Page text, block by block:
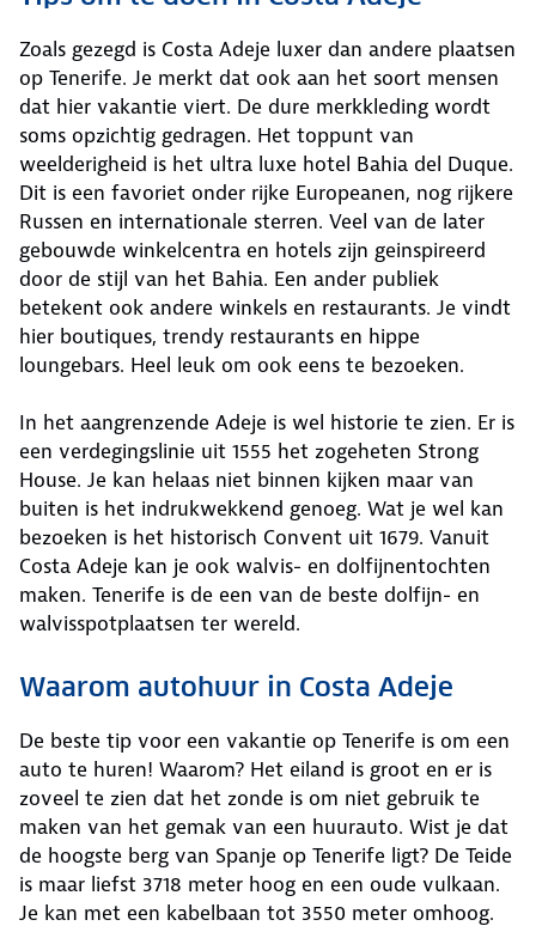
Zoals gezegd is Costa Adeje luxer dan andere plaatsen
op Tenerife. Je merkt dat ook aan het soort mensen
dat hier vakantie viert. De dure merkkleding wordt
soms opzichtig gedragen. Het toppunt van
weelderigheid is het ultra luxe hotel Bahia del Duque.
Dit is een favoriet onder rijke Europeanen, nog rijkere
Russen en internationale sterren. Veel van de later
gebouwde winkelcentra en hotels zijn geinspireerd
door de stijl van het Bahia. Een ander publiek
betekent ook andere winkels en restaurants. Je vindt
hier boutiques, trendy restaurants en hippe
loungebars. Heel leuk om ook eens te bezoeken.
In het aangrenzende Adeje is wel historie te zien. Er is
een verdegingslinie uit 1555 het zogeheten Strong
House. Je kan helaas niet binnen kijken maar van
buiten is het indrukwekkend genoeg. Wat je wel kan
bezoeken is het historisch Convent uit 1679. Vanuit
Costa Adeje kan je ook walvis- en dolfijnentochten
maken. Tenerife is de een van de beste dolfijn- en
walvisspotplaatsen ter wereld.
Waarom autohuur in Costa Adeje
De beste tip voor een vakantie op Tenerife is om een
auto te huren! Waarom? Het eiland is groot en er is
zoveel te zien dat het zonde is om niet gebruik te
maken van het gemak van een huurauto. Wist je dat
de hoogste berg van Spanje op Tenerife ligt? De Teide
is maar liefst 3718 meter hoog en een oude vulkaan.
Je kan met een kabelbaan tot 3550 meter omhoog.